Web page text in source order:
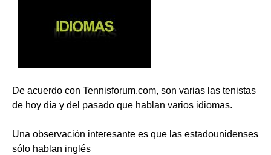
De acuerdo con Tennisforum.com, son varias las tenistas
de hoy día y del pasado que hablan varios idiomas.
Una observación interesante es que las estadounidenses
sólo hablan inglés